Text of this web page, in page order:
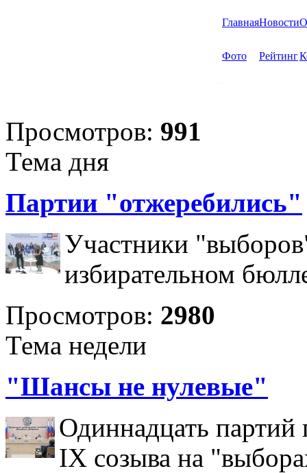
ГлавнаяНовости
Фото Рейтинг
Просмотров: 991
Тема дня
Партии "отжеребились"
Участники
избирательном
Просмотров: 2980
Тема недели
"Шансы не нулевые"
Одиннадцать партий
IX созыва на